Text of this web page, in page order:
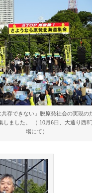
共存できない」脱原発社会の実現の
しました。 （ 10月6日、大通り西8
場にて）